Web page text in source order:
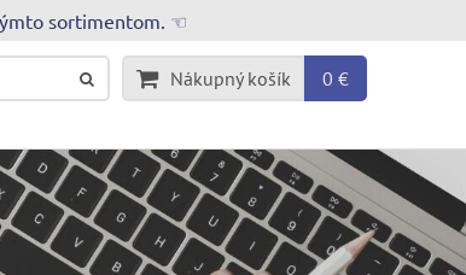
sortimentom. ☜
Nákupný košík 0 €